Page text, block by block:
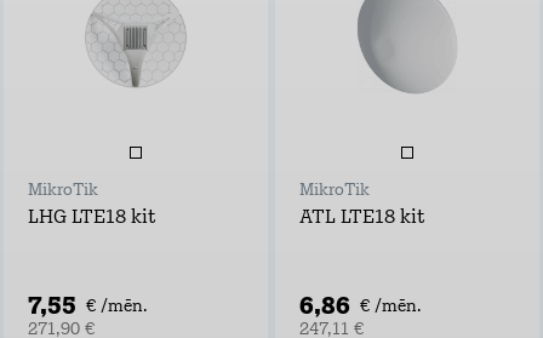
MikroTik
LHG LTE18 kit
7,55 € /mēn.
271,90 €
MikroTik
ATL LTE18 kit
6,86 € /mēn.
247,11 €